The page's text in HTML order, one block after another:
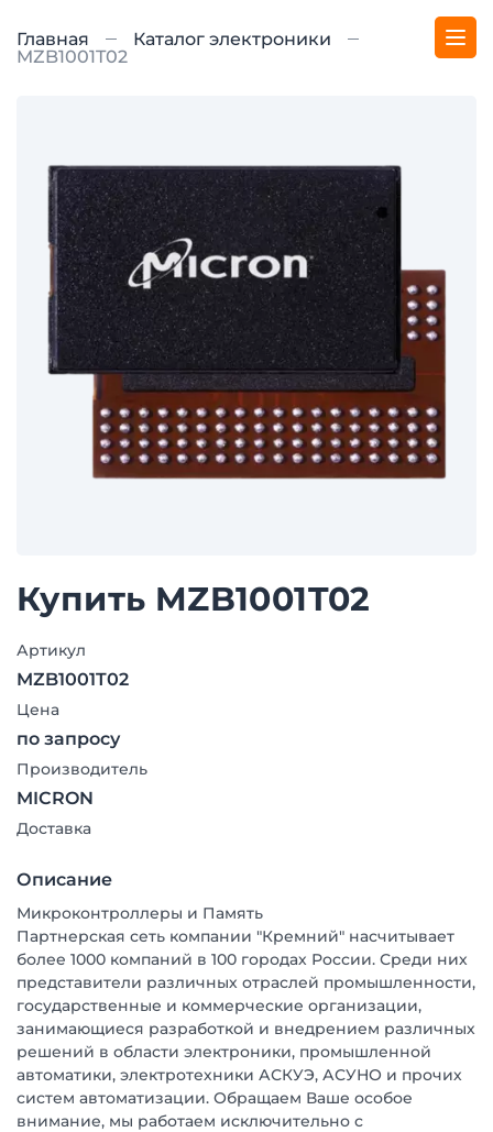
Главная
Каталог электроники
MZB1001T02
Купить MZB1001T02
Артикул
MZB1001T02
Цена
по запросу
Производитель
MICRON
Доставка
Описание
Микроконтроллеры и Память
Партнерская сеть компании "Кремний" насчитывает
более 1000 компаний в 100 городах России. Среди них
представители различных отраслей промышленности,
государственные и коммерческие организации,
занимающиеся разработкой и внедрением различных
решений в области электроники, промышленной
автоматики, электротехники АСКУЭ, АСУНО и прочих
систем автоматизации. Обращаем Ваше особое
внимание, мы работаем исключительно с